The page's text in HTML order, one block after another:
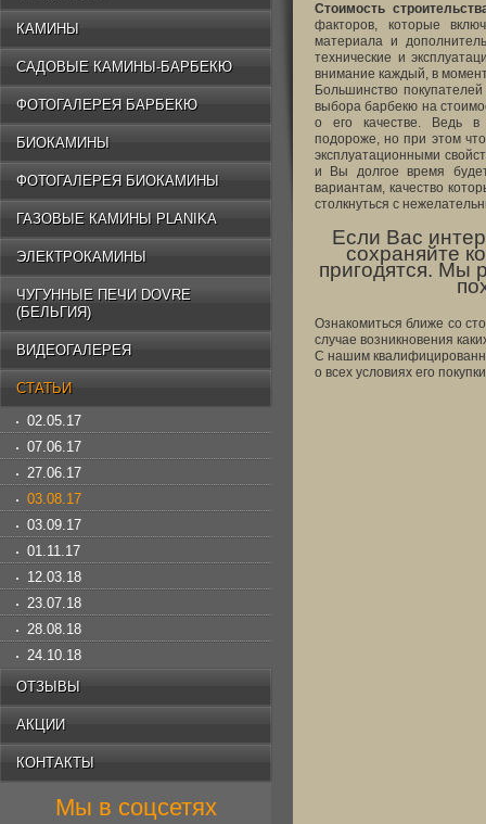
КАМИНЫ
САДОВЫЕ КАМИНЫ-БАРБЕКЮ
ФОТОГАЛЕРЕЯ БАРБЕКЮ
БИОКАМИНЫ
ФОТОГАЛЕРЕЯ БИОКАМИНЫ
ГАЗОВЫЕ КАМИНЫ PLANIKA
ЭЛЕКТРОКАМИНЫ
ЧУГУННЫЕ ПЕЧИ DOVRE
(БЕЛЬГИЯ)
ВИДЕОГАЛЕРЕЯ
СТАТЬИ
02.05.17
07.06.17
27.06.17
03.08.17
03.09.17
01.11.17
12.03.18
23.07.18
28.08.18
24.10.18
ОТЗЫВЫ
АКЦИИ
КОНТАКТЫ
Мы в соцсетях
Стоимость
факторов, которые
материала и
технические и
внимание каждый, в
Большинство
выбора барбекю на
о его качестве. Ведь в
подороже, но при этом
эксплуатационными
и Вы долгое время
вариантам, качество
столкнуться с
Если Вас
сохраняйте
пригодятся. Мы
Ознакомиться ближе со
случае возникновения
С нашим
о всех условиях его